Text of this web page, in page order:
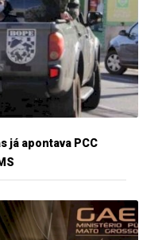
já apontava PCC